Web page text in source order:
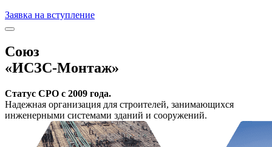
Заявка на вступление
Союз
«ИСЗС-Монтаж»
Статус СРО с 2009 года.
Надежная организация для строителей, занимающихся
инженерными системами зданий и сооружений.